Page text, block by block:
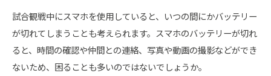
試合観戦中にスマホを使用していると、いつの間にかバッテリー
が切れてしまうことも考えられます。スマホのバッテリーが切れ
ると、時間の確認や仲間との連絡、写真や動画の撮影などができ
ないため、困ることも多いのではないでしょうか。